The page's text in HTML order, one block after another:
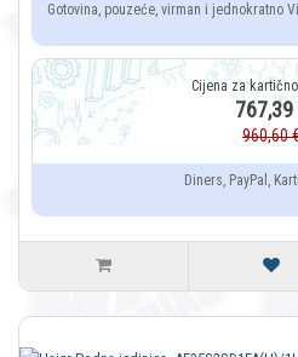
Gotovina, pouzeće, virman i jednokratno
767,39
960,60
Diners, PayPal,